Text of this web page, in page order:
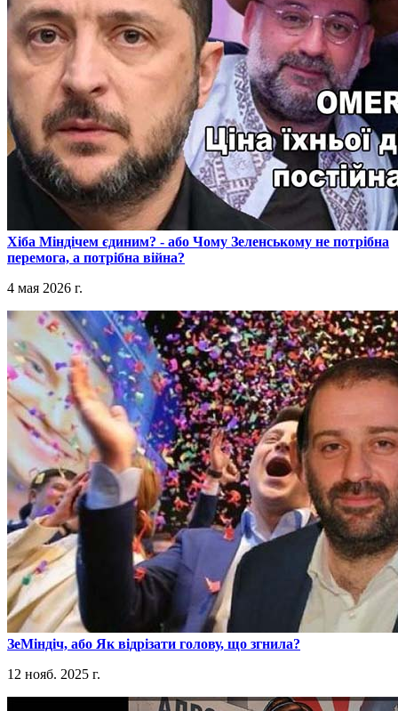
​Хіба Міндічем єдиним? - або Чому Зеленському не потрібна
перемога, а потрібна війна?
4 мая 2026 г.
​ЗеМіндіч, або Як відрізати голову, що згнила?
12 нояб. 2025 г.